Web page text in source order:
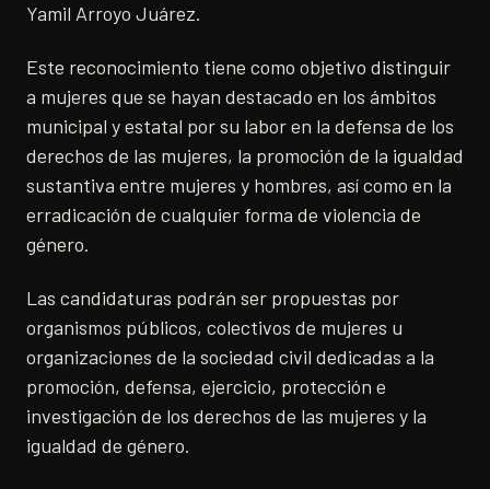
Yamil Arroyo Juárez.
Este reconocimiento tiene como objetivo distinguir
a mujeres que se hayan destacado en los ámbitos
municipal y estatal por su labor en la defensa de los
derechos de las mujeres, la promoción de la igualdad
sustantiva entre mujeres y hombres, así como en la
erradicación de cualquier forma de violencia de
género.
Las candidaturas podrán ser propuestas por
organismos públicos, colectivos de mujeres u
organizaciones de la sociedad civil dedicadas a la
promoción, defensa, ejercicio, protección e
investigación de los derechos de las mujeres y la
igualdad de género.